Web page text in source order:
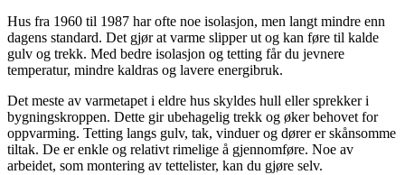
Hus fra 1960 til 1987 har ofte noe isolasjon, men langt mindre enn
dagens standard. Det gjør at varme slipper ut og kan føre til kalde
gulv og trekk. Med bedre isolasjon og tetting får du jevnere
temperatur, mindre kaldras og lavere energibruk.
Det meste av varmetapet i eldre hus skyldes hull eller sprekker i
bygningskroppen. Dette gir ubehagelig trekk og øker behovet for
oppvarming. Tetting langs gulv, tak, vinduer og dører er skånsomme
tiltak. De er enkle og relativt rimelige å gjennomføre. Noe av
arbeidet, som montering av tettelister, kan du gjøre selv.